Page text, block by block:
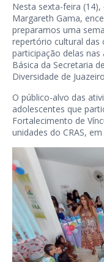
Nesta sexta-feira
Margareth Gama,
preparamos uma
repertório cultural das
participação delas
Básica da Secretaria
Diversidade de
O público-alvo das
adolescentes que
Fortalecimento de
unidades do CRAS, em